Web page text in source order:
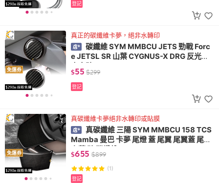
登記
免運券
真正的碳纖維卡夢，絕非水轉印
碳纖維 SYM MMBCU JETS 勁戰 Forc
e JETSL SR 山葉 CYGNUS-X DRG 反光貼
車身貼
$55 $299
登記
免運券
真碳纖維卡夢絕非水轉印或貼膜
真碳纖維 三陽 SYM MMBCU 158 TCS
Mamba 曼巴 卡夢 尾燈 蓋 尾翼 尾翼蓋 尾燈
上蓋 貼 碳纖維
$655 $899
(1)
登記